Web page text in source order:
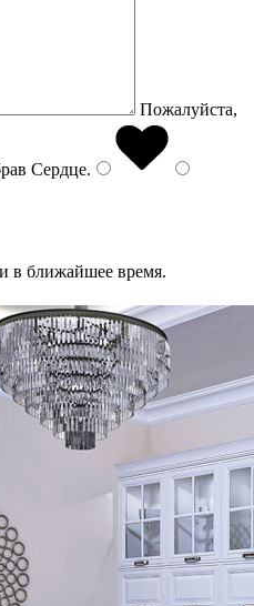
Пожалуйста,
Сердце.
в ближайшее время.